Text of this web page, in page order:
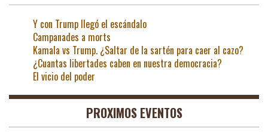
Y con Trump llegó el escándalo
Campanades a morts
Kamala vs Trump. ¿Saltar de la sartén para caer al cazo?
¿Cuantas libertades caben en nuestra democracia?
El vicio del poder
PROXIMOS EVENTOS